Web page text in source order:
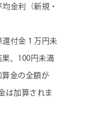
金利（新規・
還付金１万円未
、100円未満
算金の全額が
は加算されま